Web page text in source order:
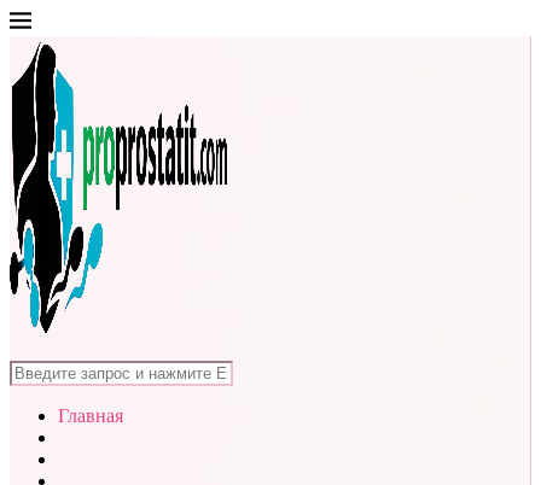
Главная